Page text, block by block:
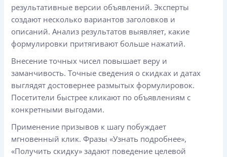
результативные версии объявлений. Эксперты
создают несколько вариантов заголовков и
описаний. Анализ результатов выявляет, какие
формулировки притягивают больше нажатий.
Внесение точных чисел повышает веру и
заманчивость. Точные сведения о скидках и датах
выглядят достовернее размытых формулировок.
Посетители быстрее кликают по объявлениям с
конкретными выгодами.
Применение призывов к шагу побуждает
мгновенный клик. Фразы «Узнать подробнее»,
«Получить скидку» задают поведение целевой